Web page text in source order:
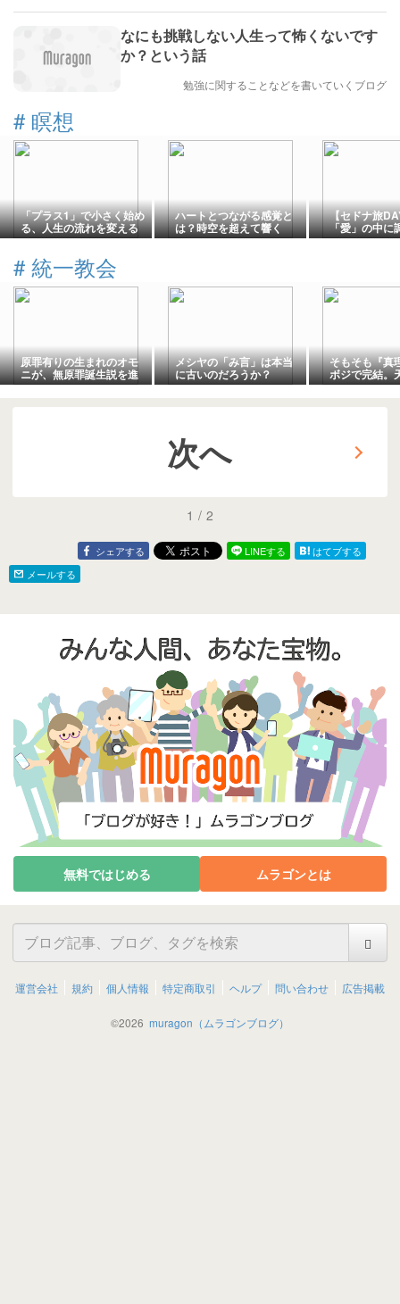
なにも挑戦しない人生って怖くないです
か？という話
勉強に関することなどを書いていくブログ
# 瞑想
「プラス1」で小さく始め
る、人生の流れを変える
シンプルな習慣
ハートとつながる感覚と
は？時空を超えて響く
「ハートの歌」
【セドナ旅
「愛」の中に
りばめられて
# 統一教会
原罪有りの生まれのオモ
ニが、無原罪誕生説を進
めることの弊害・・・
メシヤの「み言」は本当
に古いのだろうか？
そもそも『真
ボジで完結。
は、動機が悪
け取らない。
次へ
1 / 2
シェアする LINEする
はてブする
メールする
無料ではじめる ムラゴンとは
運営会社 規約 個人情報 特定商取引 ヘルプ 問い合わせ 広告掲載
©2026 muragon（ムラゴンブログ）